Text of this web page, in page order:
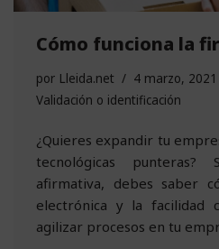
Cómo funciona la
por Lleida.net
4 marzo, 2021
Validación o identificación
¿Quieres expandir tu
tecnológicas
afirmativa, debes saber
electrónica y la facilidad
agilizar procesos en tu